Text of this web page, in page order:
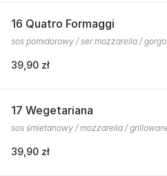
16 Quatro Formaggi
sos pomidorowy / ser mozzarella /
39,90 zł
17 Wegetariana
sos śmietanowy / mozzarella /
39,90 zł